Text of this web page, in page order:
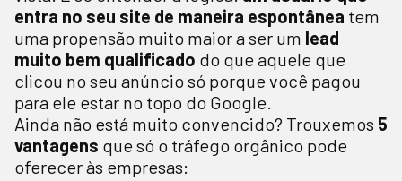
entra no seu site de maneira espontânea tem
uma propensão muito maior a ser um lead
muito bem qualificado do que aquele que
clicou no seu anúncio só porque você pagou
para ele estar no topo do Google.
Ainda não está muito convencido? Trouxemos 5
vantagens que só o tráfego orgânico pode
oferecer às empresas: